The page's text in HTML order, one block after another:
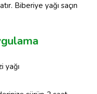
Biberiye yağı saçın
yağı